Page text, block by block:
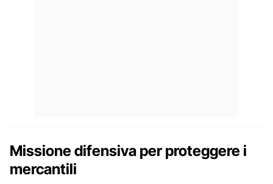
Missione difensiva per proteggere i
mercantili